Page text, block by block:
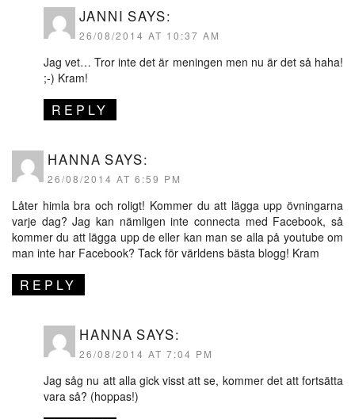
JANNI SAYS:
26/08/2014 AT 10:37 AM
Jag vet… Tror inte det är meningen men nu är det så haha!
;-) Kram!
REPLY
HANNA SAYS:
26/08/2014 AT 6:59 PM
Låter himla bra och roligt! Kommer du att lägga upp övningarna
varje dag? Jag kan nämligen inte connecta med Facebook, så
kommer du att lägga upp de eller kan man se alla på youtube om
man inte har Facebook? Tack för världens bästa blogg! Kram
REPLY
HANNA SAYS:
26/08/2014 AT 7:04 PM
Jag såg nu att alla gick visst att se, kommer det att fortsätta
vara så? (hoppas!)